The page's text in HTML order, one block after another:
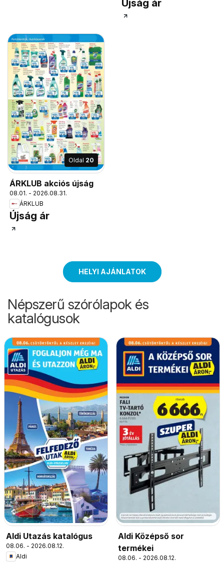
Újság ár
Oldal 20
ÁRKLUB akciós újság
08.01. - 2026.08.31.
ÁRKLUB
Újság ár
HELYI AJÁNLATOK
Népszerű szórólapok és
katalógusok
Aldi Utazás katalógus
08.06. - 2026.08.12.
Aldi
Aldi Középső sor
termékei
08.06. - 2026.08.12.